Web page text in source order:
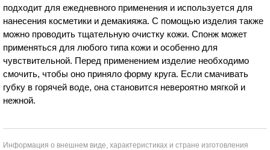
подходит для ежедневного применения и используется для
нанесения косметики и демакияжа. С помощью изделия также
можно проводить тщательную очистку кожи. Спонж может
применяться для любого типа кожи и особенно для
чувствительной. Перед применением изделие необходимо
смочить, чтобы оно приняло форму круга. Если смачивать
губку в горячей воде, она становится невероятно мягкой и
нежной.
Информация о внешнем виде, характеристиках и стране изготовления